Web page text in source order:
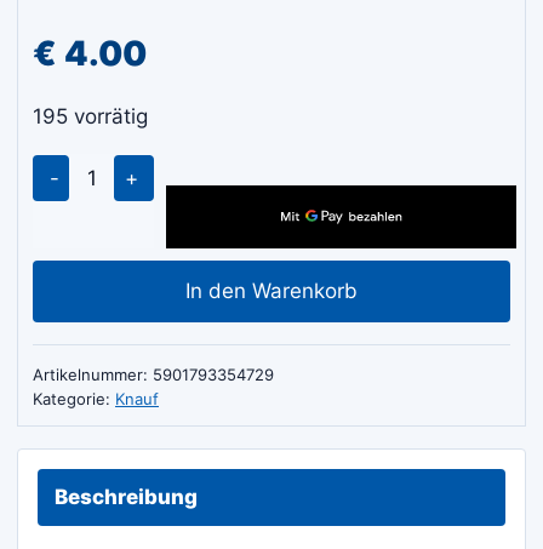
€ 4.00
195 vorrätig
Knauf
Goldband
Menge
In den Warenkorb
Artikelnummer: 5901793354729
Kategorie: Knauf
Beschreibung